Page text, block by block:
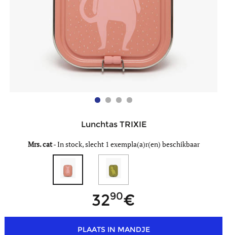
Lunchtas TRIXIE
Mrs. cat-In stock, slecht 1 exempla(a)r(en) beschikbaar
3290
PLAATS IN MANDJE